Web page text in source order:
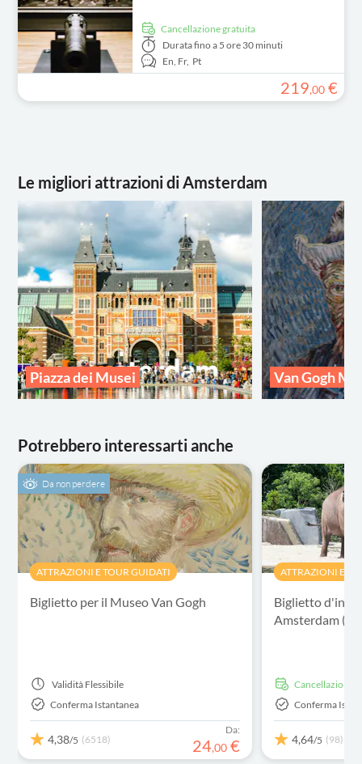
Cancellazione gratuita
Duratafino a 5 ore 30 minuti
En, Fr, Pt
219,00 €
Le migliori attrazioni di Amsterdam
Piazza dei Musei Van Gogh
Potrebbero interessarti anche
Da non perdere
ATTRAZIONI E TOUR GUIDATI
Biglietto per il Museo Van Gogh
Validità Flessibile
Conferma Istantanea
4,38/5 (6518)
Da:
24,00 €
ATTRAZIONI E
Biglietto
Amsterdam
Cancellazione
Conferma
4,64/5 (98)